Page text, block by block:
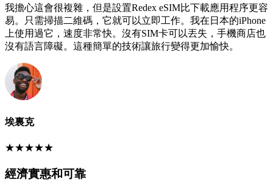
我擔心這會很複雜，但是設置Redex eSIM比下載應用程序更容
易。只需掃描二維碼，它就可以立即工作。我在日本的iPhone
上使用過它，速度非常快。沒有SIM卡可以丟失，手機商店也
沒有語言障礙。這種簡單的技術讓旅行變得更加愉快。
埃裏克
★★★★★
經濟實惠和可靠